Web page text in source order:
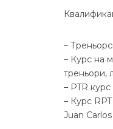
–
– Курс на
треньори,
– PTR
– Курс
Juan